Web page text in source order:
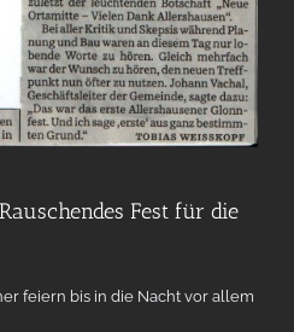
Rauschendes Fest für die
feiern bis in die Nacht vor allem